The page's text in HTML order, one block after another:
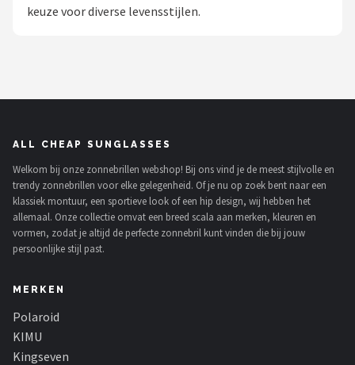
Kingseven
Guess
Maesy
Fako Sunglasses®
Serengeti
keuze voor diverse levensstijlen.
ALL CHEAP SUNGLASSES
Welkom bij onze zonnebrillen webshop! Bij ons vind je de meest stijlvolle en
trendy zonnebrillen voor elke gelegenheid. Of je nu op zoek bent naar een
klassiek montuur, een sportieve look of een hip design, wij hebben het
allemaal. Onze collectie omvat een breed scala aan merken, kleuren en
vormen, zodat je altijd de perfecte zonnebril kunt vinden die bij jouw
persoonlijke stijl past.
MERKEN
Polaroid
KIMU
Kingseven